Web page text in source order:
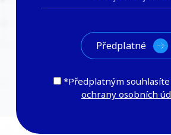
*Předplatným souhlasíte
ochrany osobních